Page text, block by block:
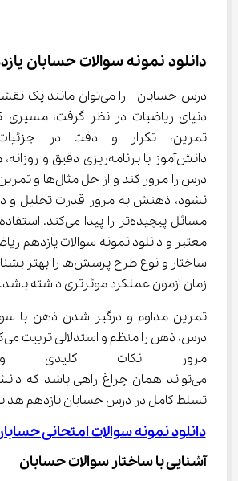
دانلود نمونه سوالات حسابان
درس حسابان  را می‌توان
دنیای ریاضیات در نظر گرفت؛ مسیری
دانش‌آموز با برنامه‌ریزی دقیق
نشود، ذهنش به مرور قدرت تحلیل و
مسائل پیچیده‌تر را
ساختار و نوع طرح
زمان آزمون عملکرد موثرتری داشته باشد.
تمرین مداوم و درگیر شدن ذهن با
مرور نکات کلیدی و
تسلط کامل در درس حسابان یازدهم
دانلود نمونه سوالات امتحانی
آشنایی با ساختار سوالات حسابان